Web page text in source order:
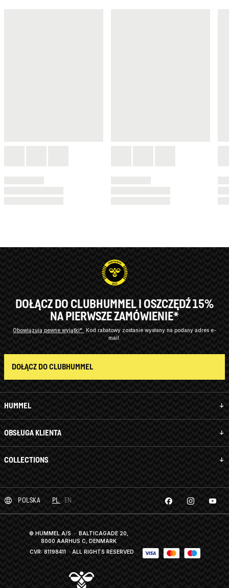
HUMMEL
OBSŁUGA KLIENTA
COLLECTIONS
DOŁĄCZ DO CLUBHUMMEL I OSZCZĘDŹ 15%
NA PIERWSZE ZAMÓWIENIE*
Obowiązują pewne wyjątki* Kod rabatowy zostanie wysłany na podany adres e-
mail.
DOŁĄCZ DO CLUBHUMMEL
POLSKA PL EN
© HUMMEL A/S · BALTICAGADE 20,
8000 AARHUS C, DENMARK
CVR: 81198411 · ALL RIGHTS RESERVED